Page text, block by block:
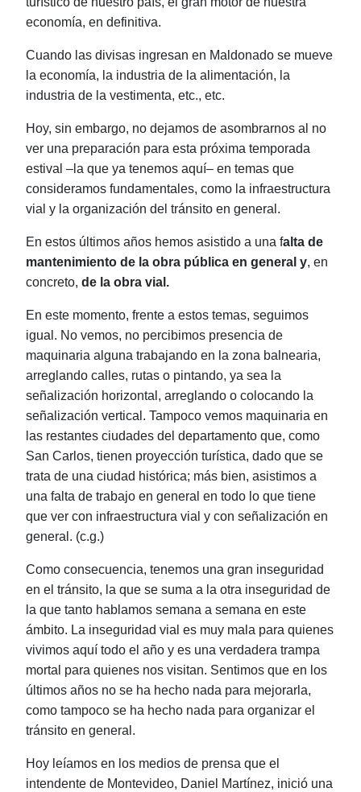
economía, en definitiva.
Cuando las divisas ingresan en Maldonado se mueve
la economía, la industria de la alimentación, la
industria de la vestimenta, etc., etc.
Hoy, sin embargo, no dejamos de asombrarnos al no
ver una preparación para esta próxima temporada
estival ‒la que ya tenemos aquí‒ en temas que
consideramos fundamentales, como la infraestructura
vial y la organización del tránsito en general.
En estos últimos años hemos asistido a una falta de
mantenimiento de la obra pública en general y, en
concreto, de la obra vial.
En este momento, frente a estos temas, seguimos
igual. No vemos, no percibimos presencia de
maquinaria alguna trabajando en la zona balnearia,
arreglando calles, rutas o pintando, ya sea la
señalización horizontal, arreglando o colocando la
señalización vertical. Tampoco vemos maquinaria en
las restantes ciudades del departamento que, como
San Carlos, tienen proyección turística, dado que se
trata de una ciudad histórica; más bien, asistimos a
una falta de trabajo en general en todo lo que tiene
que ver con infraestructura vial y con señalización en
general. (c.g.)
Como consecuencia, tenemos una gran inseguridad
en el tránsito, la que se suma a la otra inseguridad de
la que tanto hablamos semana a semana en este
ámbito. La inseguridad vial es muy mala para quienes
vivimos aquí todo el año y es una verdadera trampa
mortal para quienes nos visitan. Sentimos que en los
últimos años no se ha hecho nada para mejorarla,
como tampoco se ha hecho nada para organizar el
tránsito en general.
Hoy leíamos en los medios de prensa que el
intendente de Montevideo, Daniel Martínez, inició una